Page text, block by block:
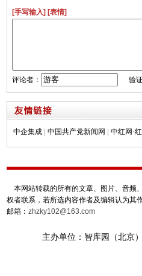
[手写输入] [表情]
评论者： 验证
中企集成 | 中国共产党新闻网 | 中红网-
本网站转载的所有的文章、图片、音频
权者联系，若所选内容作者及编辑认为其
邮箱： zhzky102@163.com
主办单位：智库园（北京